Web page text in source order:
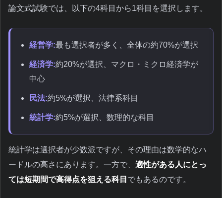
論文式試験では、以下の4科目から1科目を選択します。
経営学:最も選択者が多く、全体の約70%が選択
経済学:約20%が選択、マクロ・ミクロ経済学が
中心
民法:約5%が選択、法律系科目
統計学:約5%が選択、数理的な科目
統計学は選択者が少数派ですが、その理由は数学的なハ
ードルの高さにあります。一方で、 適性がある人にとっ
ては短期間で高得点を狙える科目 でもあるのです。